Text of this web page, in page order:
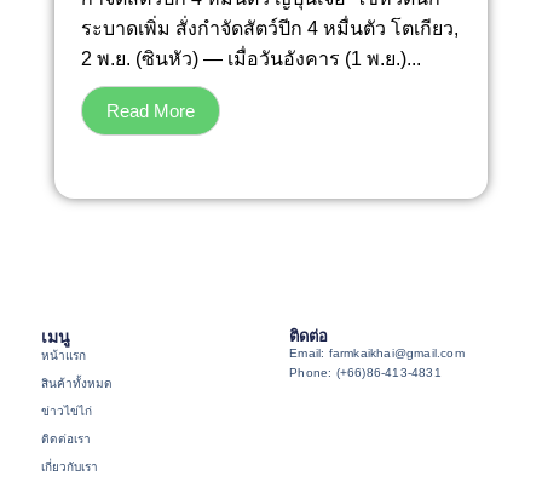
ระบาดเพิ่ม สั่งกำจัดสัตว์ปีก 4 หมื่นตัว โตเกียว,
2 พ.ย. (ซินหัว) — เมื่อวันอังคาร (1 พ.ย.)...
Read More
เมนู
หน้าแรก
สินค้าทั้งหมด
ข่าวไข่ไก่
ติดต่อเรา
เกี่ยวกับเรา
ติดต่อ
Email: farmkaikhai@gmail.com
Phone: (+66)86-413-4831